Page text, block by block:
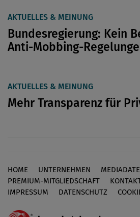
AKTUELLES & MEINUNG
Bundesregierung: Kein
Anti-Mobbing-
AKTUELLES & MEINUNG
Mehr Transparenz für
Footer
HOME UNTERNEHMEN
PREMIUM-MITGLIEDSCHAFT
IMPRESSUM
DATENSCHUTZ